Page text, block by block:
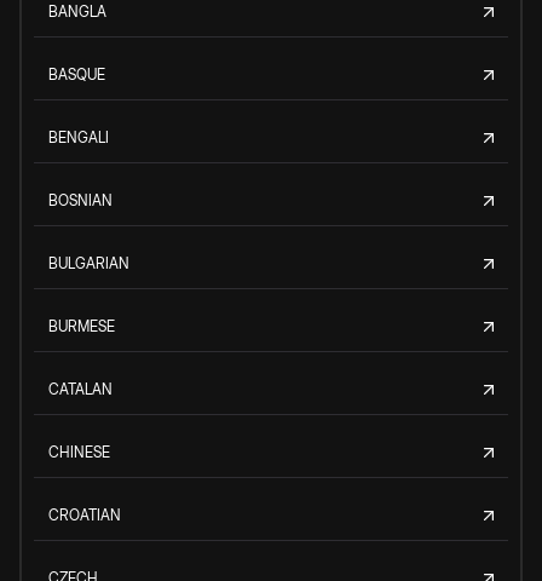
BANGLA
BASQUE
BENGALI
BOSNIAN
BULGARIAN
BURMESE
CATALAN
CHINESE
CROATIAN